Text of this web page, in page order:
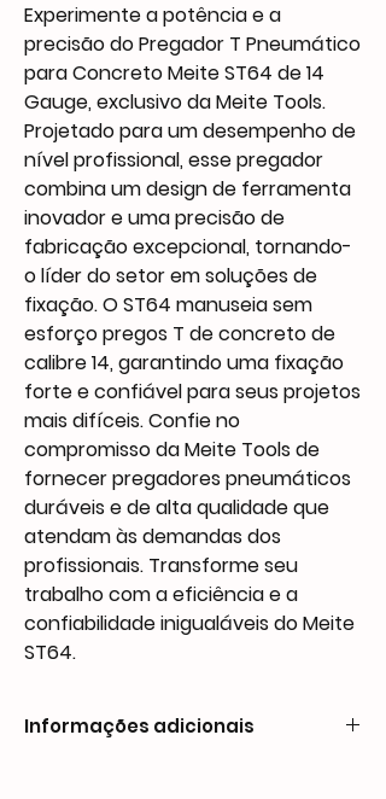
Experimente a potência e a
precisão do Pregador T Pneumático
para Concreto Meite ST64 de 14
Gauge, exclusivo da Meite Tools.
Projetado para um desempenho de
nível profissional, esse pregador
combina um design de ferramenta
inovador e uma precisão de
fabricação excepcional, tornando-
o líder do setor em soluções de
fixação. O ST64 manuseia sem
esforço pregos T de concreto de
calibre 14, garantindo uma fixação
forte e confiável para seus projetos
mais difíceis. Confie no
compromisso da Meite Tools de
fornecer pregadores pneumáticos
duráveis e de alta qualidade que
atendam às demandas dos
profissionais. Transforme seu
trabalho com a eficiência e a
confiabilidade inigualáveis do Meite
ST64.
Informações adicionais